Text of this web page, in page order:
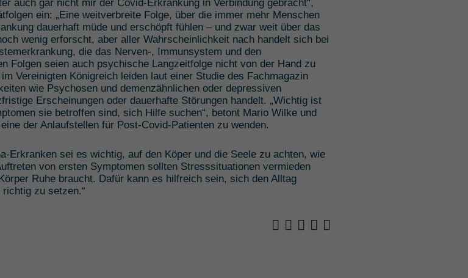
auch gar nicht mir der Covid-Erkrankung in Verbindung gebracht“,
ein: „Eine weitverbreite Folge, über die immer mehr Menschen
dauerhaft müde und erschöpft fühlen – und zwar weit über das
wenig erforscht, aber aller Wahrscheinlichkeit nach handelt sich bei
die das Nerven-, Immunsystem und den
Folgen seien auch psychische Langzeitfolge nicht von der Hand zu
Vereinigten Königreich leiden laut einer Studie des Fachmagazin
wie Psychosen und demenzähnlichen oder depressiven
Erscheinungen oder dauerhafte Störungen handelt. „Wichtig ist
sie betroffen sind, sich Hilfe suchen“, betont Mario Wilke und
der Anlaufstellen für Post-Covid-Patienten zu wenden.
Erkranken sei es wichtig, auf den Köper und die Seele zu achten, wie
von ersten Symptomen sollten Stresssituationen vermieden
Ruhe braucht. Dafür kann es hilfreich sein, sich den Alltag
zu setzen.“